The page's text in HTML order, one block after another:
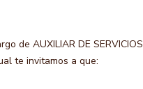
de AUXILIAR DE SERVICIOS
te invitamos a que: